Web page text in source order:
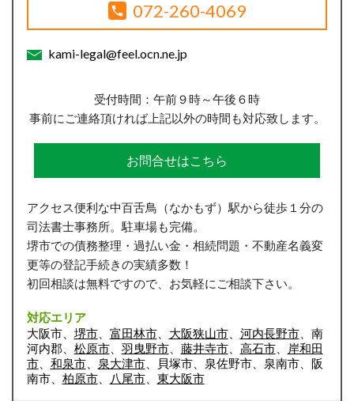
072-260-4069
kami-legal@feel.ocn.ne.jp
受付時間：午前９時～午後６時
事前にご連絡頂ければ上記以外の時間も対応致します。
お問合せはこちら
アクセス便利な中百舌鳥（なかもず）駅から徒歩１分の
司法書士事務所。駐車場も完備。
堺市での債務整理・過払い金・相続問題・不動産名義変
更等の登記手続きの実績多数！
初回相談は無料ですので、お気軽にご相談下さい。
対応エリア
大阪市、 堺市、 富田林市、 大阪狭山市、 河内長野市、南
河内郡、 松原市、 羽曳野市、 藤井寺市、 高石市、
岸和田
市、 和泉市、 泉大津市、貝塚市、泉佐野市、泉南市、阪
南市、 柏原市、 八尾市、 東大阪市